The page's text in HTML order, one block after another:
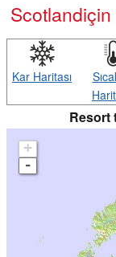
Scotland
Kar Haritası
Resort
+
-